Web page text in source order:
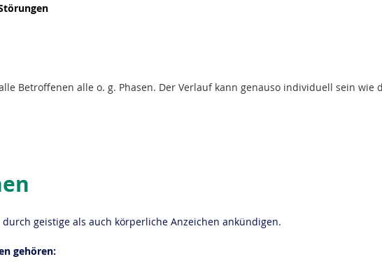
Betroffenen alle o. g. Phasen. Der Verlauf kann genauso individuell sein wie
geistige als auch körperliche Anzeichen ankündigen.
gehören: